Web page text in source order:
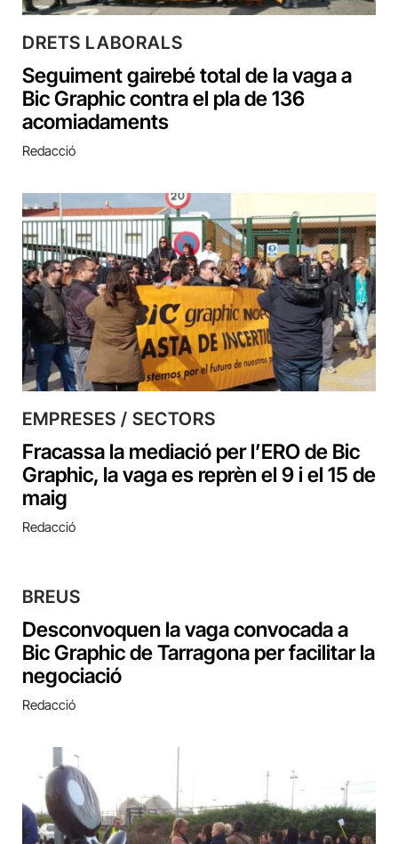
DRETS LABORALS
Seguiment gairebé total de la vaga a
Bic Graphic contra el pla de 136
acomiadaments
Redacció
EMPRESES / SECTORS
Fracassa la mediació per l’ERO de Bic
Graphic, la vaga es reprèn el 9 i el 15 de
maig
Redacció
BREUS
Desconvoquen la vaga convocada a
Bic Graphic de Tarragona per facilitar la
negociació
Redacció